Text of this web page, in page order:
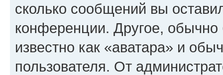
сколько сообщений вы
конференции. Другое,
известно как «аватара» и
пользователя. От